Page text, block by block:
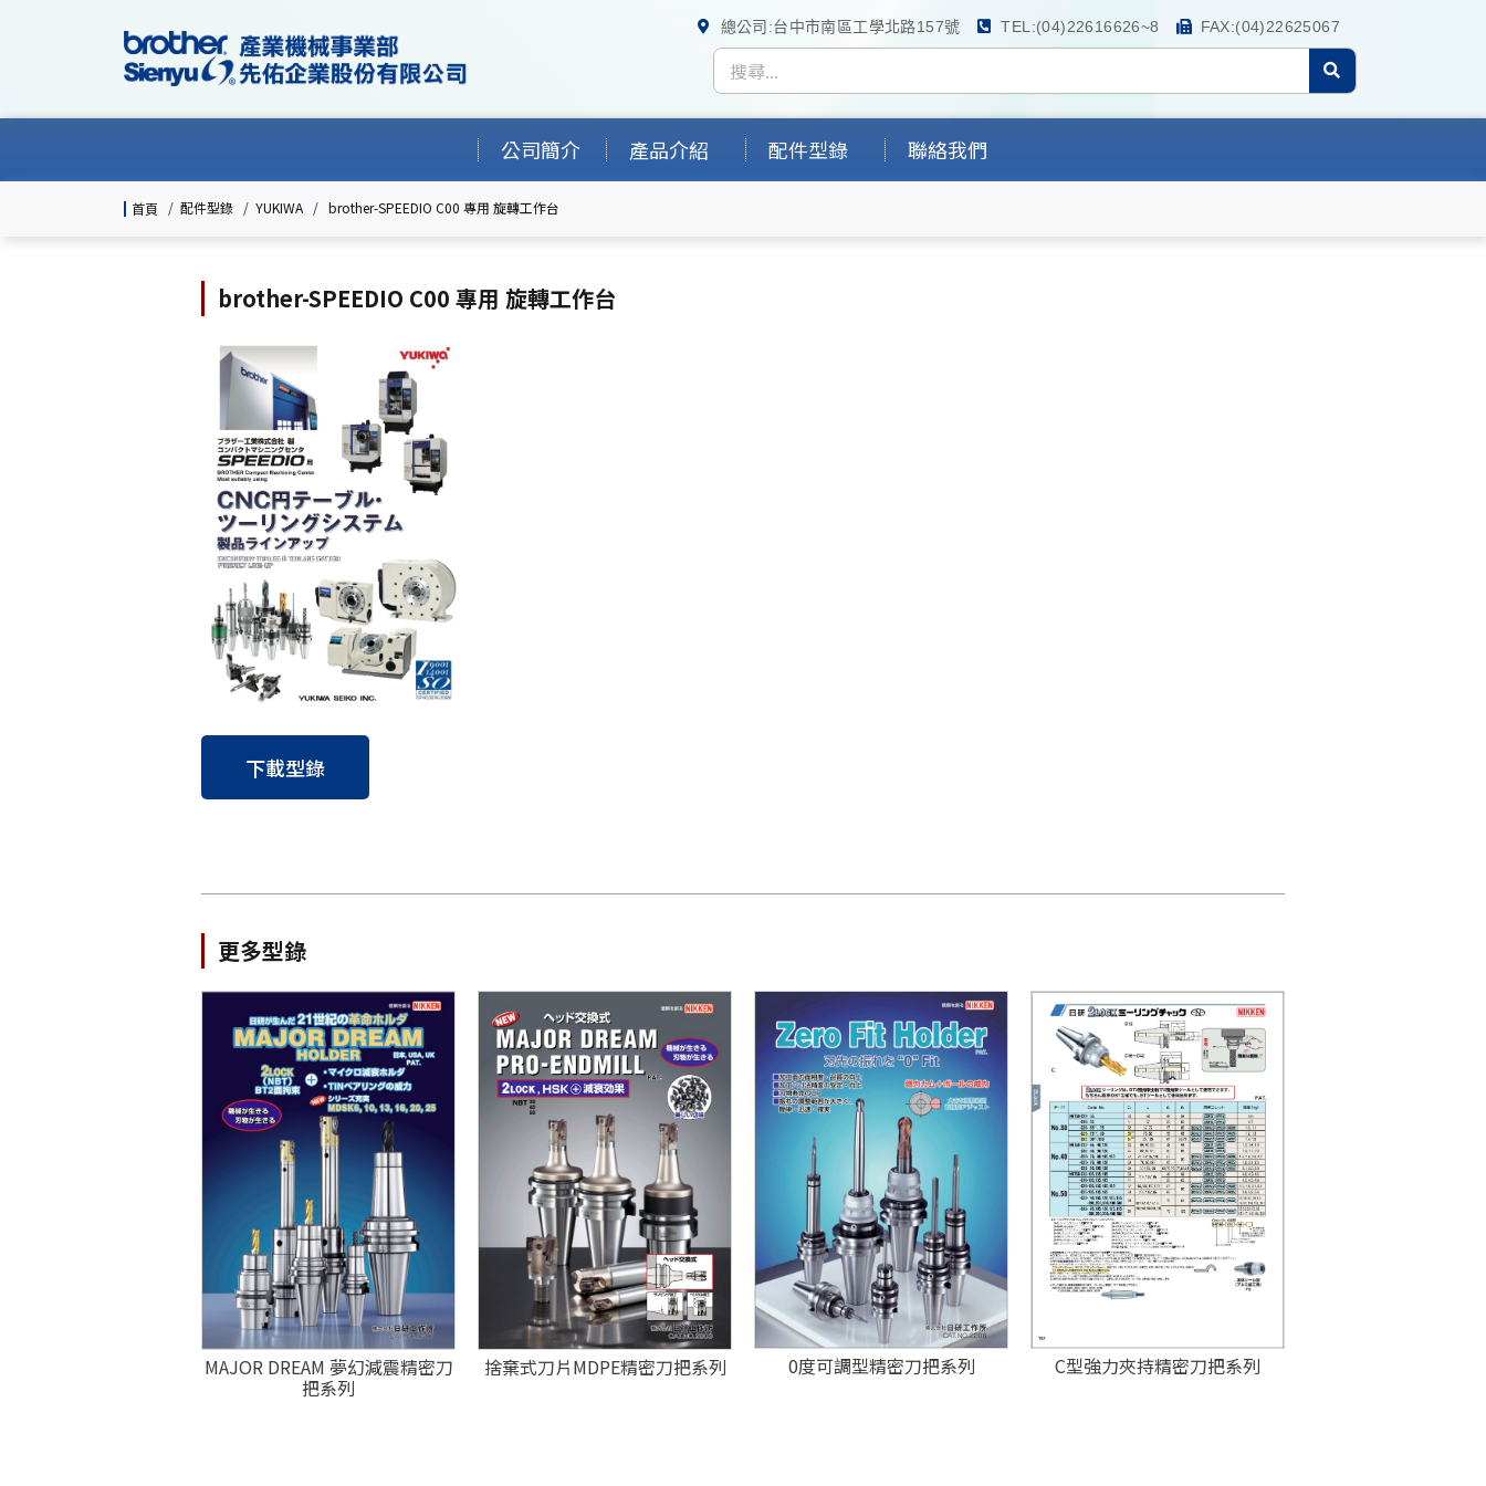
總公司:台中市南區工學北路157號 TEL:(04)22616626~8 FAX:(04)22625067
公司簡介 產品介紹 配件型錄 聯絡我們
首頁 / 配件型錄 / YUKIWA / brother-SPEEDIO C00 專用 旋轉工作台
brother-SPEEDIO C00 專用 旋轉工作台
下載型錄
更多型錄
MAJOR DREAM 夢幻減震精密刀
把系列
捨棄式刀片MDPE精密刀把系列 0度可調型精密刀把系列 C型強力夾持精密刀把系列